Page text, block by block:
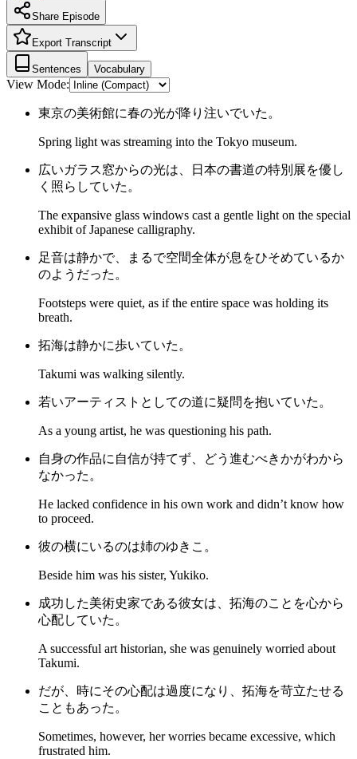
Share Episode
Export Transcript
Sentences Vocabulary
View Mode:
東京の美術館に春の光が降り注いでいた。
Spring light was streaming into the Tokyo museum.
広いガラス窓からの光は、日本の書道の特別展を優し
く照らしていた。
The expansive glass windows cast a gentle light on the special
exhibit of Japanese calligraphy.
足音は静かで、まるで空間全体が息をひそめているか
のようだった。
Footsteps were quiet, as if the entire space was holding its
breath.
拓海は静かに歩いていた。
Takumi was walking silently.
若いアーティストとしての道に疑問を抱いていた。
As a young artist, he was questioning his path.
自身の作品に自信が持てず、どう進むべきかがわから
なかった。
He lacked confidence in his own work and didn’t know how
to proceed.
彼の横にいるのは姉のゆきこ。
Beside him was his sister, Yukiko.
成功した美術史家である彼女は、拓海のことを心から
心配していた。
A successful art historian, she was genuinely worried about
Takumi.
だが、時にその心配は過度になり、拓海を苛立たせる
こともあった。
Sometimes, however, her worries became excessive, which
frustrated him.